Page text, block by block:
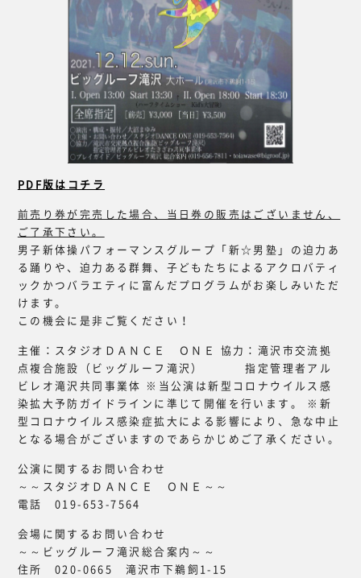
PDF版はコチラ
前売り券が完売した場合、当日券の販売はございません、
ご了承下さい。
男子新体操パフォーマンスグループ「新☆男塾」の迫力あ
る踊りや、迫力ある群舞、子どもたちによるアクロバティ
ックかつバラエティに富んだプログラムがお楽しみいただ
けます。
この機会に是非ご覧ください！
主催：スタジオＤＡＮＣＥ ＯＮＥ 協力：滝沢市交流拠
点複合施設（ビッグルーフ滝沢） 指定管理者アル
ビレオ滝沢共同事業体 ※当公演は新型コロナウイルス感
染拡大予防ガイドラインに準じて開催を行います。 ※新
型コロナウイルス感染症拡大による影響により、急な中止
となる場合がございますのであらかじめご了承ください。
公演に関するお問い合わせ
～～スタジオＤＡＮＣＥ ＯＮＥ～～
電話 019-653-7564
会場に関するお問い合わせ
～～ビッグルーフ滝沢総合案内～～
住所 020-0665 滝沢市下鵜飼1-15